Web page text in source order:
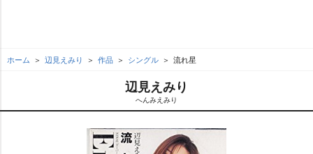
ホーム 辺見えみり 作品 シングル 流れ星
辺見えみり
へんみえみり